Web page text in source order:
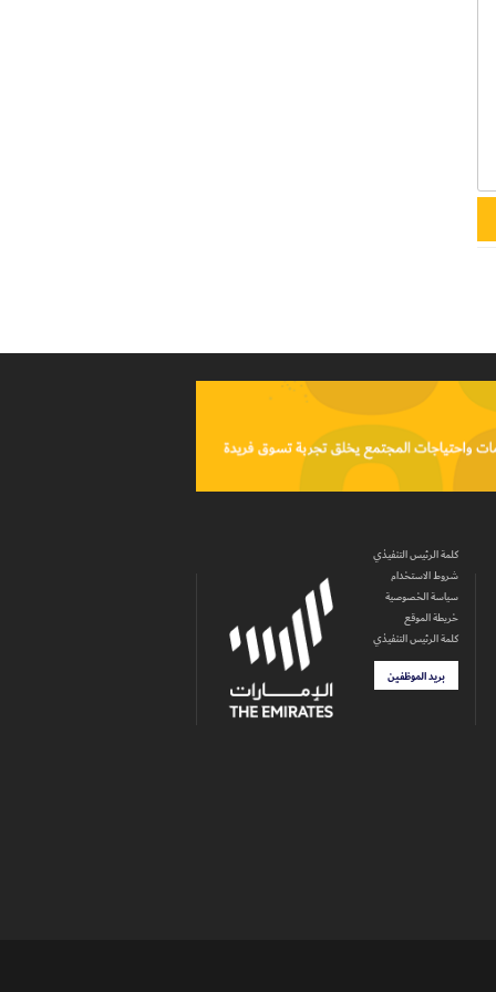
كلمة الرئيس التنفيذي
شروط الاستخدام
سياسة الخصوصية
خريطة الموقع
كلمة الرئيس التنفيذي
بريد الموظفين